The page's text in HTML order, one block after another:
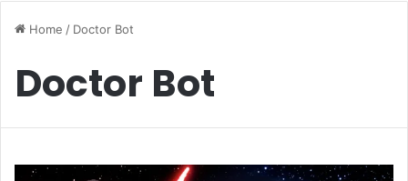
Home / Doctor Bot
Doctor Bot